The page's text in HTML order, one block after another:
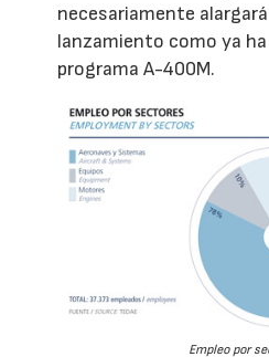
necesariamente
lanzamiento como ya
programa A-400M.
Empleo por